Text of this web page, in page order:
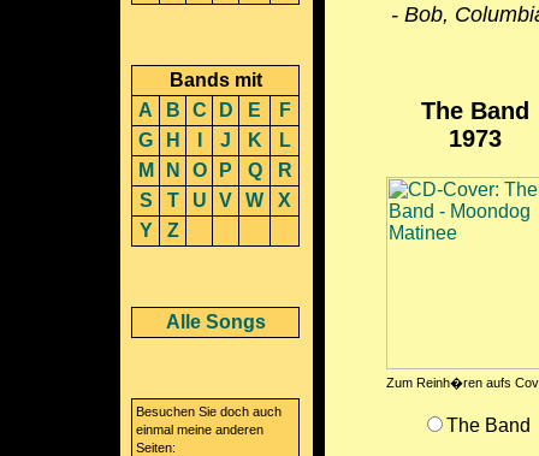
- Bob,
The Band
1973
Zum Reinh�ren aufs
The Band
Bands mit
A
B C D E
F
G
H J K
L
M
N O P Q
R
S
T U V W
X
Y
Z
Alle Songs
Besuchen Sie doch auch
einmal meine anderen
Seiten: